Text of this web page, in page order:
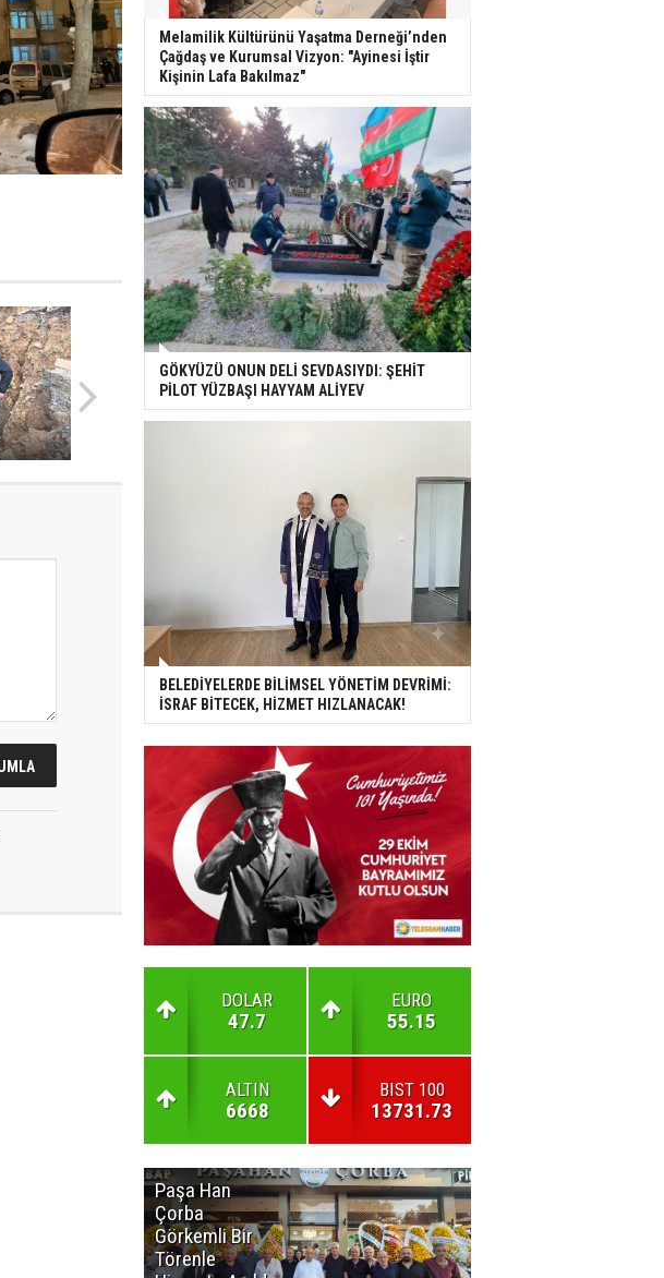
Melamilik Kültürünü Yaşatma Derneği’nden
Çağdaş ve Kurumsal Vizyon: "Ayinesi İştir
Kişinin Lafa Bakılmaz"
GÖKYÜZÜ ONUN DELİ SEVDASIYDI: ŞEHİT
PİLOT YÜZBAŞI HAYYAM ALİYEV
BELEDİYELERDE BİLİMSEL YÖNETİM DEVRİMİ:
İSRAF BİTECEK, HİZMET HIZLANACAK!
DOLAR
47.7
EURO
55.15
ALTIN
6668
BIST 100
13731.73
Paşa Han
Çorba
Görkemli Bir
Törenle